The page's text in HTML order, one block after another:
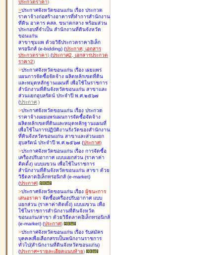
ประกวดราคา)
>ประกาศจังหวัดขอนแก่น เรื่อง ประกวด
ราคาจ้างก่อสร้างอาคารที่ทำการสำนักงาน
ที่ดิน อาคาร คสล. ขนาดกลาง พร้อมส่วน
ประกอบที่จำเป็น สำนักงานที่ดินจังหวัด
ขอนแก่น
สาขาชุมแพ ด้วยวิธีประกวดราคาอิเล็ก
ทรอนิกส์ (e-bidding) (ประกาศ, เอกสาร
ประกวดราคา) (ประกาศ2, เอกสารประกวด
ราคา2)
>ประกาศจังหวัดขอนแก่น เรื่อง เผยแพร่
แผนการจัดซื้อจัดจ้าง ผลิตหลักเขตที่ดิน
และหมุดหลักฐานแผนที่ เพื่อใช้ในราชการ
สำนักงานที่ดินจังหวัดขอนแก่น สาขาและ
ส่วนแยกอุบลรัตน์ ประจำปี พ.ศ.๒๕๖๗
(ประกาศ )
>ประกาศจังหวัดขอนแก่น เรื่อง ประกวด
ราคาจ้างเผยแพร่แผนการจัดซื้อจัดจ้าง
ผลิตหลักเขตที่ดินและหมุดหลักฐานแผนที่
เพื่อใช้ในการปฏิบัติงานรังวัดของสำนักงาน
ที่ดินจังหวัดขอนแก่น สาขาและส่วนแยก
อุบลรัตน์ ประจำปี พ.ศ.๒๕๖๗ (ประกาศ)
>ประกาศจังหวัดขอนแก่น เรื่อง การจัดซื้อ
เครื่องปรับอากาศ แบบแยกส่วน (ราคาค่า
ติดตั้ง) แบบแขวน เพื่อใช้ในราชการ
สำนักงานที่ดินจังหวัดขอนแก่น สาขา ด้วย
วิธีตลาดอิเล็กทรอนิกส์ (e-market)
(ประกาศ)
>ประกาศจังหวัดขอนแก่น เรื่อง ผู้ชนะการ
เสนอราคา จัดซื้อเครื่องปรับอากาศ แบบ
แยกส่วน (ราคาค่าติดตั้ง) แบบแขวน เพื่อ
ใช้ในราชการสำนักงานที่ดินจังหวัด
ขอนแก่น/สาขา ด้วยวิธีตลาดอิเล็กทรอนิกส์
(e-market) (ประกาศ)
>ประกาศจังหวัดขอนแก่น เรื่อง รับสมัคร
บุคคลเพื่อเลือกสรรเป็นพนักงานราชการ
ทั่วไป(สำนักงานที่ดินจังหวัดขอนแก่น)
(ประกาศ+รายละเอียดแนบท้าย)